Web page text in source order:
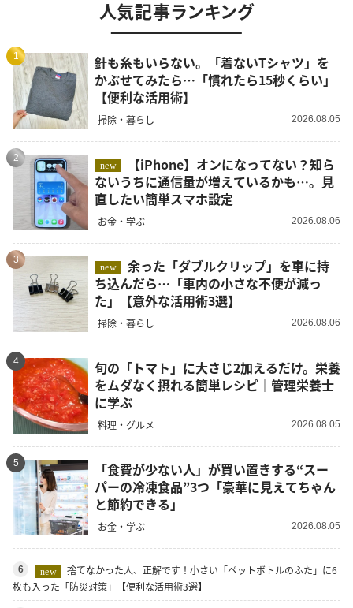
人気記事ランキング
1
針も糸もいらない。「着ないTシャツ」を
かぶせてみたら…「慣れたら15秒くらい」
【便利な活用術】
掃除・暮らし 2026.08.05
2
new
ないうちに通信量が増えているかも…。見
直したい簡単スマホ設定
お金・学ぶ 2026.08.06
3
new
余った「ダブルクリップ」を車に持
ち込んだら…「車内の小さな不便が減っ
た」【意外な活用術3選】
掃除・暮らし 2026.08.06
4
旬の「トマト」に大さじ2加えるだけ。栄養
をムダなく摂れる簡単レシピ｜管理栄養士
に学ぶ
料理・グルメ 2026.08.05
5
「食費が少ない人」が買い置きする“スー
パーの冷凍食品”3つ「豪華に見えてちゃん
と節約できる」
お金・学ぶ 2026.08.05
6 new
捨てなかった人、正解です！小さい「ペットボトルのふた」に6
枚も入った「防災対策」【便利な活用術3選】